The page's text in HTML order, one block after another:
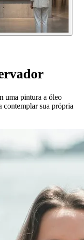
uma pintura a óleo
contemplar sua própria